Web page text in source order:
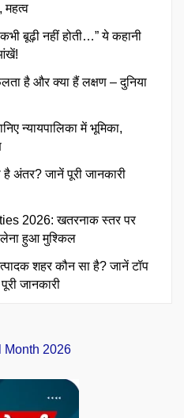
महत्व
बूढ़ी नहीं होती…” ये कहानी
है और क्या हैं लक्षण – दुनिया
न्यायपालिका में भूमिका,
अंतर? जानें पूरी जानकारी
2026: खतरनाक स्तर पर
लेना हुआ मुश्किल
शहर कौन सा है? जानें टॉप
जानकारी